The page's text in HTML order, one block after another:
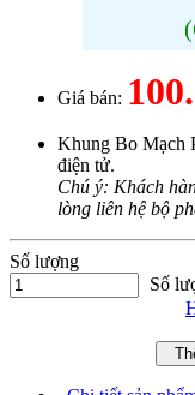
Giá bán:
Khung Bo Mạch
điện tử.
Chú ý: Khách
lòng liên hệ bộ
Số lượng
Số